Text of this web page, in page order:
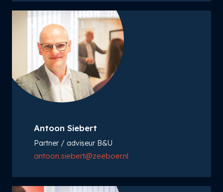
Antoon Siebert
Partner / adviseur B&U
antoon.siebert@zeeboer.nl